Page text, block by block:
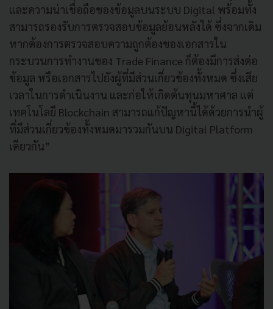
และความน่าเชื่อถือของข้อมูลบนระบบ Digital พร้อมทั้ง
สามารถรองรับการตรวจสอบข้อมูลย้อนหลังได้ ซึ่งจากเดิม
หากต้องการตรวจสอบความถูกต้องของเอกสารใน
กระบวนการทำงานของ Trade Finance ก็ต้องมีการส่งต่อ
ข้อมูล หรือเอกสารไปยังผู้ที่มีส่วนเกี่ยวข้องทั้งหมด ซึ่งเสีย
เวลาในการดำเนินงาน และก่อให้เกิดต้นทุนมหาศาล แต่
เทคโนโลยี Blockchain สามารถแก้ปัญหานี้ได้ด้วยการนำผู้
ที่มีส่วนเกี่ยวข้องทั้งหมดมารวมกันบน Digital Platform
เดียวกัน”